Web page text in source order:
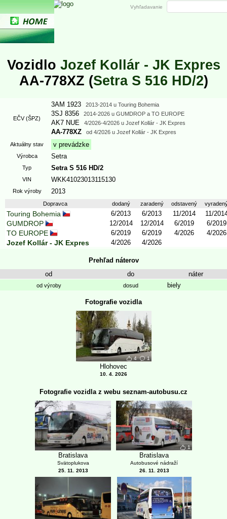
Vozidlo Jozef Kollár - JK Expres
AA-778XZ (Setra S 516 HD/2)
EČV (ŠPZ)
3AM 1923 2013-2014 u Touring Bohemia
3SJ 8356 2014-2026 u GUMDROP a TO EUROPE
AK7 NUE 4/2026-4/2026 u Jozef Kollár - JK Expres
AA-778XZ od 4/2026 u Jozef Kollár - JK Expres
Aktuálny stav
v prevádzke
Výrobca Setra
Typ Setra S 516 HD/2
VIN WKK41023013115130
Rok výroby 2013
Dopravca dodaný zaradený odstavený
Touring Bohemia 6/2013 6/2013 11/2014 11/
GUMDROP 12/2014 12/2014 6/2019 6/2019
TO EUROPE 6/2019 6/2019 4/2026 4/2026
Jozef Kollár - JK Expres 4/2026 4/2026
Prehľad náterov
od
do náter
od výroby dosud biely
Fotografie vozidla
4 1
Hlohovec
10. 4. 2026
Fotografie vozidla z webu seznam-autobusu.cz
Bratislava
Svätoplukova
25. 11. 2013
1
Bratislava
Autobusové nádraží
26. 11. 2013
Vyhľadavanie